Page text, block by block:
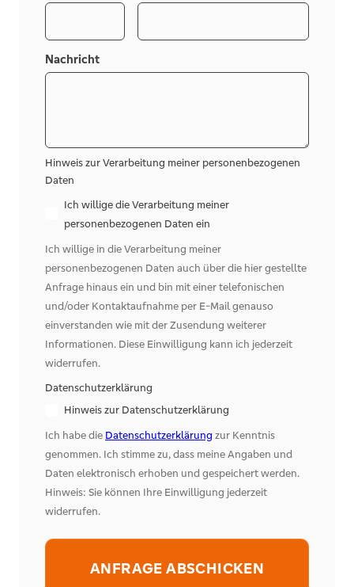
Nachricht
Hinweis zur Verarbeitung meiner personenbezogenen
Daten
Ich willige die Verarbeitung meiner
personenbezogenen Daten ein
Ich willige in die Verarbeitung meiner
personenbezogenen Daten auch über die hier gestellte
Anfrage hinaus ein und bin mit einer telefonischen
und/oder Kontaktaufnahme per E-Mail genauso
einverstanden wie mit der Zusendung weiterer
Informationen. Diese Einwilligung kann ich jederzeit
widerrufen.
Datenschutzerklärung
Hinweis zur Datenschutzerklärung
Ich habe die Datenschutzerklärungzur Kenntnis
genommen. Ich stimme zu, dass meine Angaben und
Daten elektronisch erhoben und gespeichert werden.
Hinweis: Sie können Ihre Einwilligung jederzeit
widerrufen.